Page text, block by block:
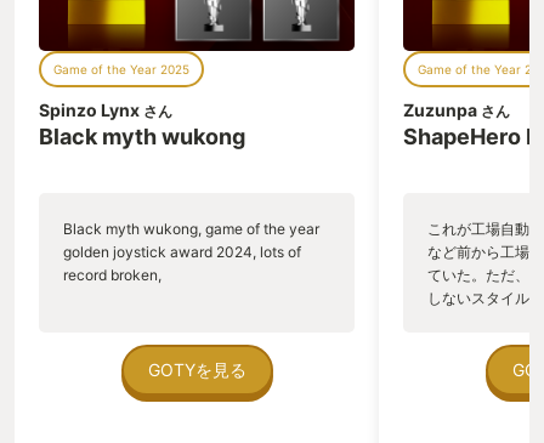
Game of the Year 2025
Spinzo Lynx さん
Black myth wukong
Black myth wukong, game of the year
golden joystick award 2024, lots of
record broken,
GOTYを見る
Game of the Year
Zuzunpa さん
ShapeHero
これが工場自動
など前から工場
ていた。ただ、
しないスタイル
ていた。 ただ
在を知ってから
う。気になる。